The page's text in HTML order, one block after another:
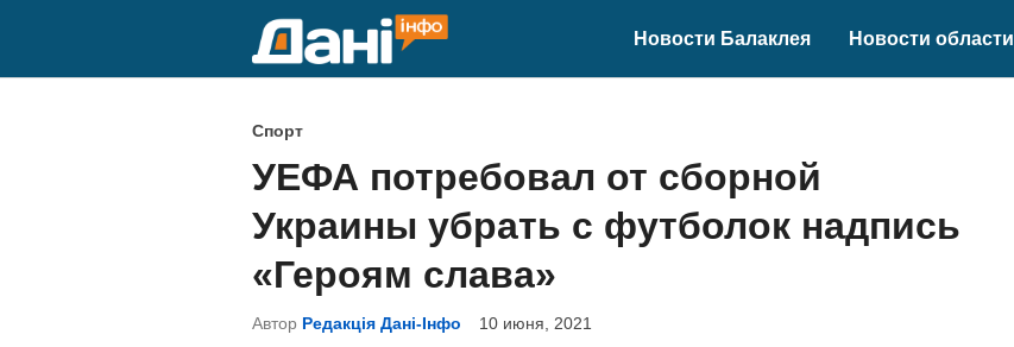
Новости Балаклея Новости области
О
п
у
б
к
Спорт
УЕФА потребовал от сборной
Украины убрать с футболок надпись
«Героям слава»
Автор Редакція Дані-Інфо 10 июня, 2021